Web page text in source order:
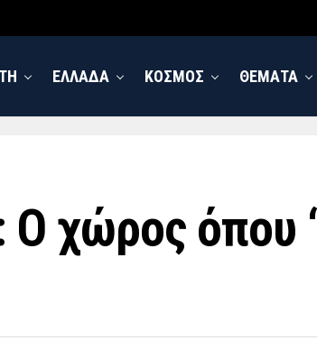
ΕΛΛΑΔΑ ΚΟΣΜΟΣ ΘΕΜΑΤΑ
Ο χώρος όπου